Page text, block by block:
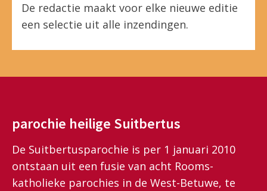
De redactie maakt voor elke nieuwe editie
een selectie uit alle inzendingen.
parochie heilige Suitbertus
De Suitbertusparochie is per 1 januari 2010
ontstaan uit een fusie van acht Rooms-
katholieke parochies in de West-Betuwe, te